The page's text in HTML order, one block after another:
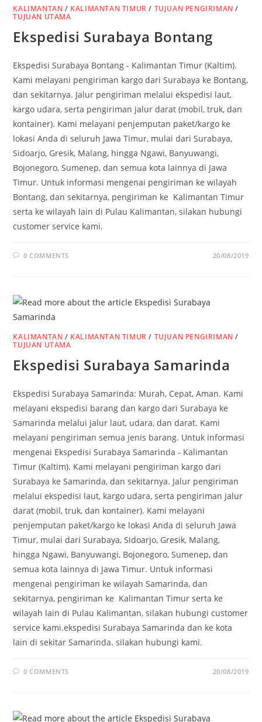
KALIMANTAN / KALIMANTAN TIMUR / TUJUAN PENGIRIMAN /
TUJUAN UTAMA
Ekspedisi Surabaya Bontang
Ekspedisi Surabaya Bontang - Kalimantan Timur (Kaltim).
Kami melayani pengiriman kargo dari Surabaya ke Bontang,
dan sekitarnya. Jalur pengiriman melalui ekspedisi laut,
kargo udara, serta pengiriman jalur darat (mobil, truk, dan
kontainer). Kami melayani penjemputan paket/kargo ke
lokasi Anda di seluruh Jawa Timur, mulai dari Surabaya,
Sidoarjo, Gresik, Malang, hingga Ngawi, Banyuwangi,
Bojonegoro, Sumenep, dan semua kota lainnya di Jawa
Timur. Untuk informasi mengenai pengiriman ke wilayah
Bontang, dan sekitarnya, pengiriman ke Kalimantan Timur
serta ke wilayah lain di Pulau Kalimantan, silakan hubungi
customer service kami.
0 COMMENTS 20/08/2019
KALIMANTAN / KALIMANTAN TIMUR / TUJUAN PENGIRIMAN /
TUJUAN UTAMA
Ekspedisi Surabaya Samarinda
Ekspedisi Surabaya Samarinda: Murah, Cepat, Aman. Kami
melayani ekspedisi barang dan kargo dari Surabaya ke
Samarinda melalui jalur laut, udara, dan darat. Kami
melayani pengiriman semua jenis barang. Untuk informasi
mengenai Ekspedisi Surabaya Samarinda - Kalimantan
Timur (Kaltim). Kami melayani pengiriman kargo dari
Surabaya ke Samarinda, dan sekitarnya. Jalur pengiriman
melalui ekspedisi laut, kargo udara, serta pengiriman jalur
darat (mobil, truk, dan kontainer). Kami melayani
penjemputan paket/kargo ke lokasi Anda di seluruh Jawa
Timur, mulai dari Surabaya, Sidoarjo, Gresik, Malang,
hingga Ngawi, Banyuwangi, Bojonegoro, Sumenep, dan
semua kota lainnya di Jawa Timur. Untuk informasi
mengenai pengiriman ke wilayah Samarinda, dan
sekitarnya, pengiriman ke Kalimantan Timur serta ke
wilayah lain di Pulau Kalimantan, silakan hubungi customer
service kami.ekspedisi Surabaya Samarinda dan ke kota
lain di sekitar Samarinda. silakan hubungi kami.
0 COMMENTS 20/08/2019